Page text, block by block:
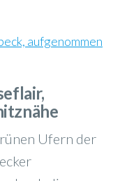
Ufern der